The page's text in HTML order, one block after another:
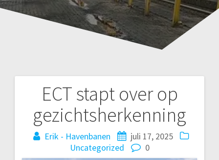
ECT stapt over op
gezichtsherkenning
Erik - Havenbanen
juli 17, 2025
Uncategorized
0
Bericht
navigatie